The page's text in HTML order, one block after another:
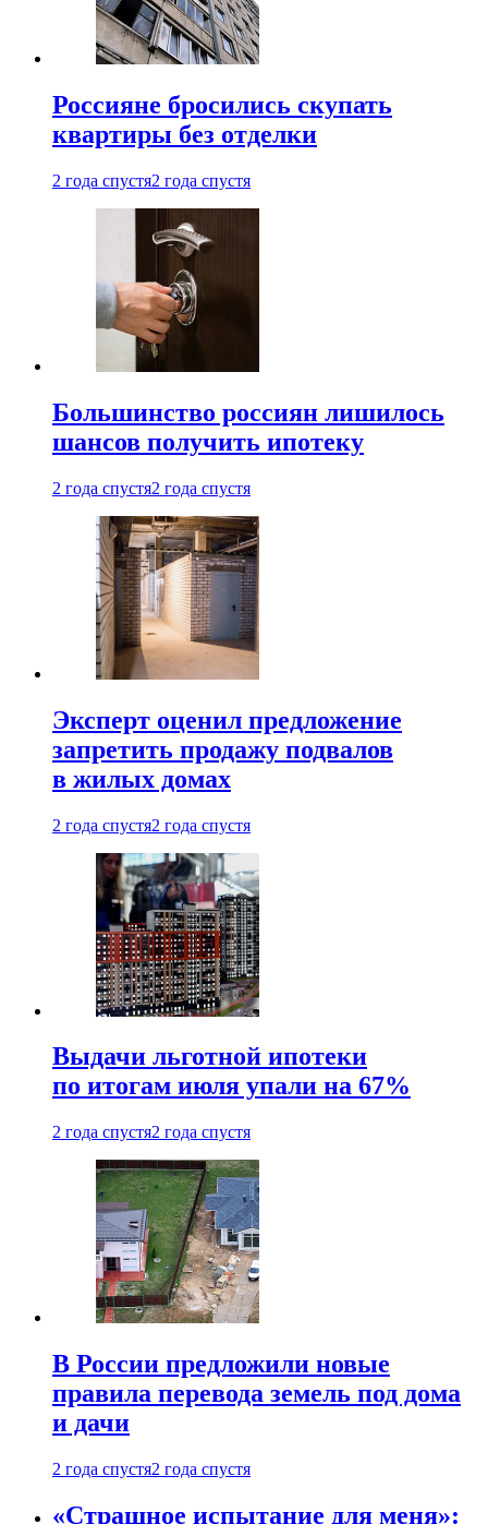
Россияне бросились скупать
квартиры без отделки
2 года спустя2 года спустя
Большинство россиян лишилось
шансов получить ипотеку
2 года спустя2 года спустя
Эксперт оценил предложение
запретить продажу подвалов
в жилых домах
2 года спустя2 года спустя
Выдачи льготной ипотеки
по итогам июля упали на 67%
2 года спустя2 года спустя
В России предложили новые
правила перевода земель под дома
и дачи
2 года спустя2 года спустя
«Страшное испытание для меня»: